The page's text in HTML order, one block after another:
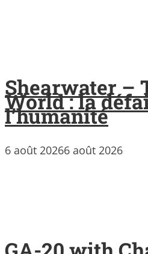
Shearwater –
World : la
l’humanité
6 août 20266 août 2026